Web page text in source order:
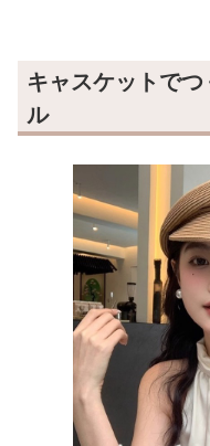
キャスケットで
ル